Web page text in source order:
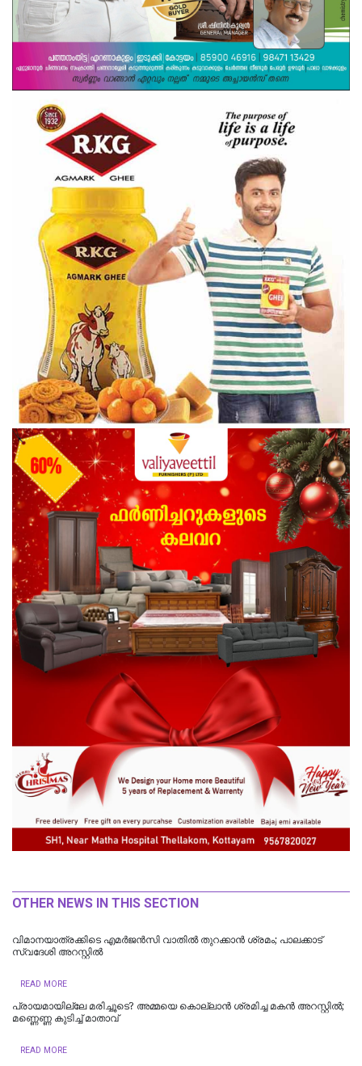
OTHER NEWS IN THIS SECTION
വിമാനയാത്രക്കിടെ എമര്‍ജന്‍സി വാതില്‍ തുറക്കാന്‍ ശ്രമം; പാലക്കാട്
സ്വദേശി അറസ്റ്റില്‍
READ MORE
പ്രായമായില്ലേ മരിച്ചൂടെ? അമ്മയെ കൊല്ലാൻ ശ്രമിച്ച മകൻ അറസ്റ്റിൽ;
മണ്ണെണ്ണ കുടിച്ച് മാതാവ്
READ MORE